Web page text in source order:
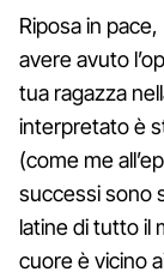
Riposa in
avere avuto
tua ragazza
interpretato è
(come me
successi sono
latine di tutto il
cuore è vicino